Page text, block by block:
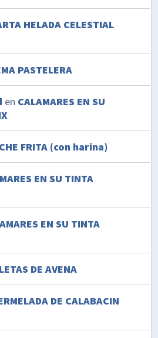
HELADA CELESTIAL
PASTELERA
en CALAMARES EN SU
FRITA (con harina)
EN SU TINTA
EN SU TINTA
DE AVENA
DE CALABACIN